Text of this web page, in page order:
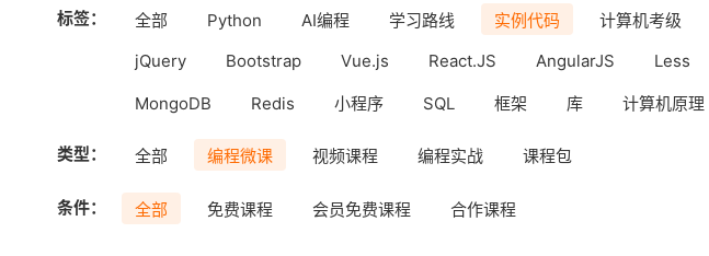
标签： 全部 Python AI编程 学习路线 实例代码 计算机考级
jQuery
Bootstrap Vue.js React.JS AngularJS Less
MongoDB Redis 小程序 SQL 框架 库 计算机原理
工具 Android uni-app APICloud iOS
类型： 全部 编程微课 视频课程 编程实战 课程包
条件： 全部 免费课程 会员免费课程 合作课程